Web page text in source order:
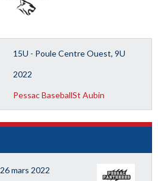
15U - Poule Centre Ouest, 9U
2022
Pessac BaseballSt Aubin
26 mars 2022